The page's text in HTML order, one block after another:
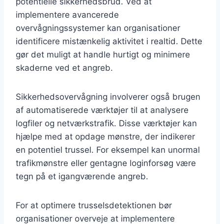
implementere avancerede
overvågningssystemer kan organisationer
identificere mistænkelig aktivitet i realtid. Dette
gør det muligt at handle hurtigt og minimere
skaderne ved et angreb.
Sikkerhedsovervågning involverer også brugen
af automatiserede værktøjer til at analysere
logfiler og netværkstrafik. Disse værktøjer kan
hjælpe med at opdage mønstre, der indikerer
en potentiel trussel. For eksempel kan unormal
trafikmønstre eller gentagne loginforsøg være
tegn på et igangværende angreb.
For at optimere trusselsdetektionen bør
organisationer overveje at implementere